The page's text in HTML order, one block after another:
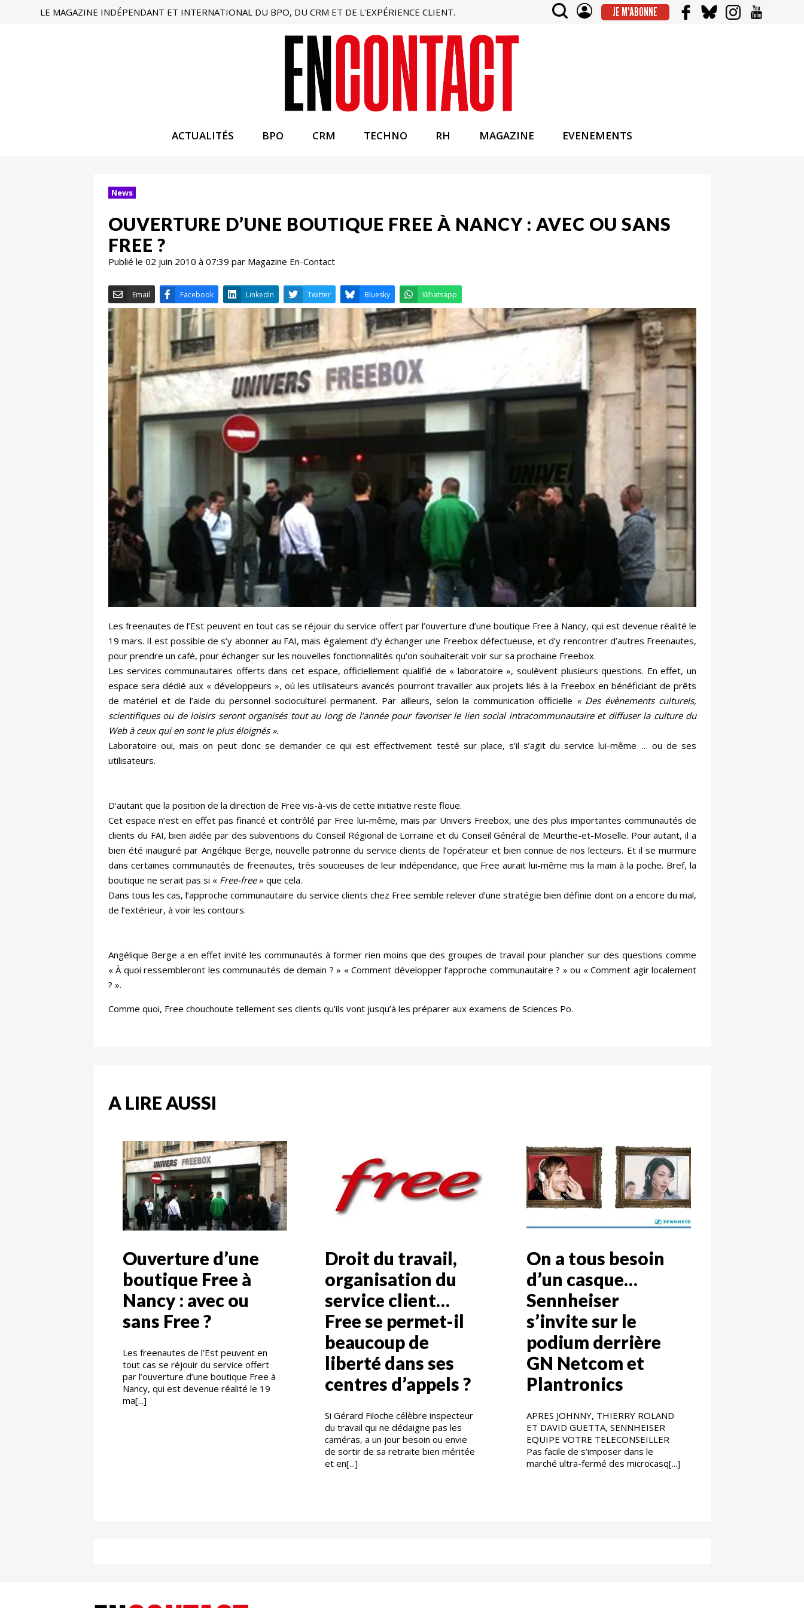
LE MAGAZINE INDÉPENDANT ET INTERNATIONAL DU BPO, DU CRM ET DE L'EXPÉRIENCE CLIENT. JE M'ABONNE
ACTUALITÉS BPO CRM TECHNO RH MAGAZINE EVENEMENTS
News
OUVERTURE D’UNE BOUTIQUE FREE À NANCY : AVEC OU SANS
FREE ?
Publié le 02 juin 2010 à 07:39 par Magazine En-Contact
Email Facebook LinkedIn Twitter
Les freenautes de l’Est peuvent en tout cas se réjouir du service offert par l’ouverture d’une boutique Free à Nancy, qui est devenue réalité le
19 mars. Il est possible de s’y abonner au FAI, mais également d’y échanger une Freebox défectueuse, et d’y rencontrer d’autres Freenautes,
pour prendre un café, pour échanger sur les nouvelles fonctionnalités qu’on souhaiterait voir sur sa prochaine Freebox.
Les services communautaires offerts dans cet espace, officiellement qualifié de « laboratoire », soulèvent plusieurs questions. En effet, un
espace sera dédié aux « développeurs », où les utilisateurs avancés pourront travailler aux projets liés à la Freebox en bénéficiant de prêts
de matériel et de l’aide du personnel socioculturel permanent. Par ailleurs, selon la communication officielle « Des évènements culturels,
scientifiques ou de loisirs seront organisés tout au long de l’année pour favoriser le lien social intracommunautaire et diffuser la culture du
Web à ceux qui en sont le plus éloignés ».
Laboratoire oui, mais on peut donc se demander ce qui est effectivement testé sur place, s’il s’agit du service lui-même … ou de ses
utilisateurs.
D’autant que la position de la direction de Free vis-à-vis de cette initiative reste floue.
Cet espace n’est en effet pas financé et contrôlé par Free lui-même, mais par Univers Freebox, une des plus importantes communautés de
clients du FAI, bien aidée par des subventions du Conseil Régional de Lorraine et du Conseil Général de Meurthe-et-Moselle. Pour autant, il a
bien été inauguré par Angélique Berge, nouvelle patronne du service clients de l’opérateur et bien connue de nos lecteurs. Et il se murmure
dans certaines communautés de freenautes, très soucieuses de leur indépendance, que Free aurait lui-même mis la main à la poche. Bref, la
boutique ne serait pas si « Free-free» que cela.
Dans tous les cas, l’approche communautaire du service clients chez Free semble relever d’une stratégie bien définie dont on a encore du mal,
de l’extérieur, à voir les contours.
Angélique Berge a en effet invité les communautés à former rien moins que des groupes de travail pour plancher sur des questions comme
« À quoi ressembleront les communautés de demain ? » « Comment développer l’approche communautaire ? » ou « Comment agir localement
? ».
Comme quoi, Free chouchoute tellement ses clients qu’ils vont jusqu’à les préparer aux examens de Sciences Po.
A LIRE AUSSI
Ouverture d’une
boutique Free à
Nancy : avec ou
sans Free ?
Les freenautes de l’Est peuvent en
tout cas se réjouir du service offert
par l’ouverture d’une boutique Free à
Nancy, qui est devenue réalité le 19
ma[...]
Droit du travail,
organisation du
service client…
Free se permet-il
beaucoup de
liberté dans ses
centres d’appels ?
Si Gérard Filoche célèbre inspecteur
du travail qui ne dédaigne pas les
caméras, a un jour besoin ou envie
de sortir de sa retraite bien méritée
et en[...]
On a tous besoin
d’un casque…
Sennheiser
s’invite sur le
podium derrière
GN Netcom et
Plantronics
APRES JOHNNY, THIERRY ROLAND
ET DAVID GUETTA, SENNHEISER
EQUIPE VOTRE TELECONSEILLER
Pas facile de s’imposer dans le
marché ultra-fermé des microcasq[...]